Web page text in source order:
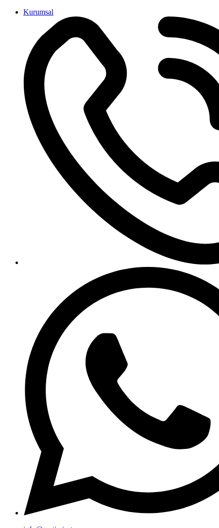
İçeriğeKurumsal